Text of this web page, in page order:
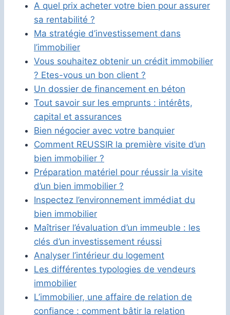
A quel prix acheter votre bien pour assurer
sa rentabilité ?
Ma stratégie d’investissement dans
l’immobilier
Vous souhaitez obtenir un crédit immobilier
? Etes-vous un bon client ?
Un dossier de financement en béton
Tout savoir sur les emprunts : intérêts,
capital et assurances
Bien négocier avec votre banquier
Comment REUSSIR la première visite d’un
bien immobilier ?
Préparation matériel pour réussir la visite
d’un bien immobilier ?
Inspectez l’environnement immédiat du
bien immobilier
Maîtriser l’évaluation d’un immeuble : les
clés d’un investissement réussi
Analyser l’intérieur du logement
Les différentes typologies de vendeurs
immobilier
L’immobilier, une affaire de relation de
confiance : comment bâtir la relation